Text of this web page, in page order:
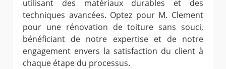
utilisant des matériaux durables et des
techniques avancées. Optez pour M. Clement
pour une rénovation de toiture sans souci,
bénéficiant de notre expertise et de notre
engagement envers la satisfaction du client à
chaque étape du processus.